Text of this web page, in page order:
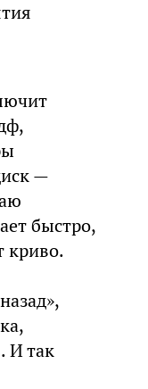
—
быстро,
криво.
И так